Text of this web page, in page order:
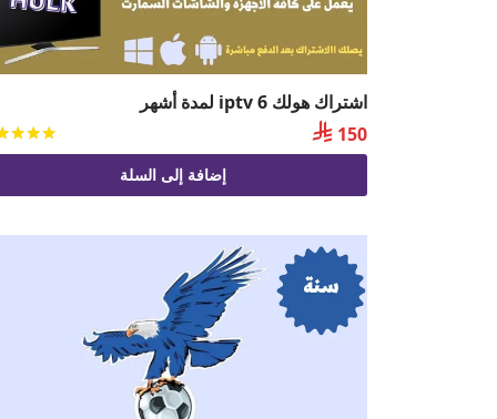
اشتراك هولك iptv 6 لمدة أشهر
 150
إضافة إلى السلة